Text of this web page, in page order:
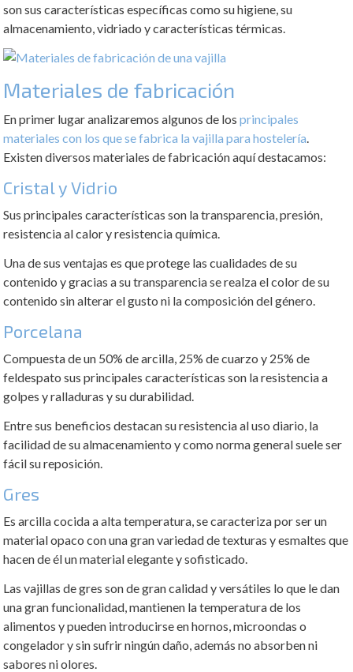
son sus características específicas como su higiene, su
almacenamiento, vidriado y características térmicas.
Materiales de fabricación
En primer lugar analizaremos algunos de losprincipales
materiales con los que se fabrica la vajilla para hostelería
Existen diversos materiales de fabricación aquí destacamos:
Cristal y Vidrio
Sus principales características son la transparencia, presión,
resistencia al calor y resistencia química.
Una de sus ventajas es que protege las cualidades de su
contenido y gracias a su transparencia se realza el color de su
contenido sin alterar el gusto ni la composición del género.
Porcelana
Compuesta de un 50% de arcilla, 25% de cuarzo y 25% de
feldespato sus principales características son la resistencia a
golpes y ralladuras y su durabilidad.
Entre sus beneficios destacan su resistencia al uso diario, la
facilidad de su almacenamiento y como norma general suele ser
fácil su reposición.
Gres
Es arcilla cocida a alta temperatura, se caracteriza por ser un
material opaco con una gran variedad de texturas y esmaltes que
hacen de él un material elegante y sofisticado.
Las vajillas de gres son de gran calidad y versátiles lo que le dan
una gran funcionalidad, mantienen la temperatura de los
alimentos y pueden introducirse en hornos, microondas o
congelador y sin sufrir ningún daño, además no absorben ni
sabores ni olores.